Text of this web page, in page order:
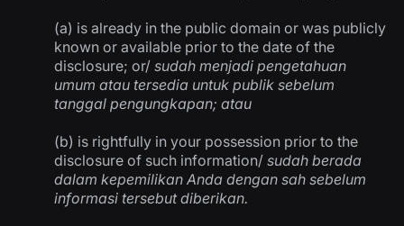
(a) is already in the public domain or was publicly
known or available prior to the date of the
disclosure; or/ sudah menjadi pengetahuan
umum atau tersedia untuk publik sebelum
tanggal pengungkapan; atau
(b) is rightfully in your possession prior to the
disclosure of such information/ sudah berada
dalam kepemilikan Anda dengan sah sebelum
informasi tersebut diberikan.